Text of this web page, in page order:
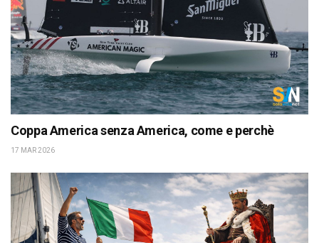
Coppa America senza America, come e perchè
17 MAR 2026